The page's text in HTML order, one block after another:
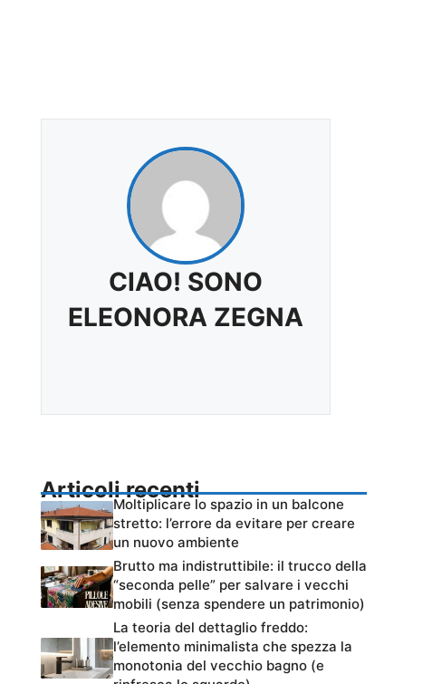
CIAO! SONO
ELEONORA ZEGNA
Articoli recenti
Moltiplicare lo spazio in un balcone
stretto: l’errore da evitare per creare
un nuovo ambiente
Brutto ma indistruttibile: il trucco della
“seconda pelle” per salvare i vecchi
mobili (senza spendere un patrimonio)
La teoria del dettaglio freddo:
l’elemento minimalista che spezza la
monotonia del vecchio bagno (e